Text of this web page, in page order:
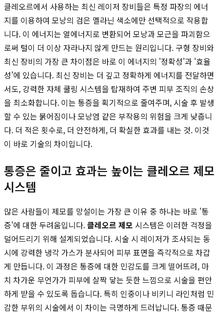
클레오르에서 사용하는 최신 레이저 장비들은 특정 파장의 에너
지를 이용하여 모낭의 검은 멜라닌 색소에만 선택적으로 작용합
니다. 이 에너지는 열에너지로 변환되어 모낭과 모근을 파괴함으
로써 털이 더 이상 자라나지 않게 만드는 원리입니다. 구형 장비와
최신 장비의 가장 큰 차이점은 바로 이 에너지의 '정확성'과 '효율
성'에 있습니다. 최신 장비는 더 깊고 정확하게 에너지를 전달하면
서도, 강력한 자체 쿨링 시스템을 탑재하여 주변 피부 조직의 손상
을 최소화합니다. 이는 통증을 획기적으로 줄여주며, 시술 후 발생
할 수 있는 붉어짐이나 모낭염 같은 부작용의 위험을 크게 낮춥니
다. 더 적은 횟수로, 더 안전하게, 더 확실한 효과를 내는 것. 이것
이 바로 기술의 차이입니다.
통증은 줄이고 효과는 높이는 클레오르 제모
시스템
많은 사람들이 제모를 망설이는 가장 큰 이유 중 하나는 바로 '통
증'에 대한 두려움입니다.클레오르 제모 시스템은 이러한 걱정을
덜어드리기 위해 설계되었습니다. 시술 시 레이저가 조사되는 동
시에 강력한 냉각 가스가 분사되어 피부 표면을 즉각적으로 차갑
게 만듭니다. 이 과정은 통증에 대한 민감도를 크게 떨어뜨려, 마
치 차가운 무언가가 피부에 살짝 닿는 듯한 느낌으로 시술을 편안
하게 받을 수 있도록 돕습니다. 특히 인중이나 비키니 라인처럼 민
감한 부위의 시술에서 이 차이는 극명하게 드러납니다. 통증 때문